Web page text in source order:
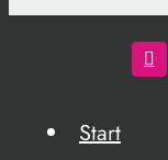
Start